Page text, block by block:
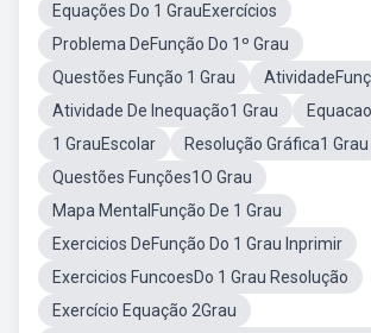
Equações Do 1 GrauExercícios
Problema DeFunção Do 1º Grau
Questões Função 1 Grau
Atividade De Inequação1 Grau
1 GrauEscolar
Resolução Gráfica1 Grau
Questões Funções1O Grau
Mapa MentalFunção De 1 Grau
Exercicios DeFunção Do 1 Grau Inprimir
Exercicios FuncoesDo 1 Grau Resolução
Exercício Equação 2Grau